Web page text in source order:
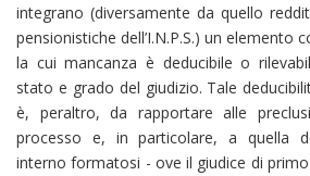
integrano (diversamente da quello
pensionistiche dell’I.N.P.S.) un elemento
la cui mancanza è deducibile o
stato e grado del giudizio. Tale
è, peraltro, da rapportare alle
processo e, in particolare, a quella
interno formatosi - ove il giudice di